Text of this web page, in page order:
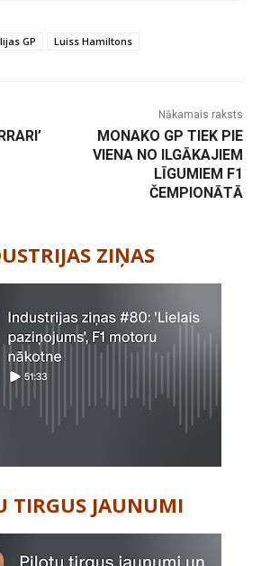
GP Luiss Hamiltons
Nākamais raksts
MONAKO GP TIEK PIE
VIENA NO ILGĀKAJIEM
LĪGUMIEM F1
ČEMPIONĀTĀ
ZIŅAS
TIRGUS JAUNUMI